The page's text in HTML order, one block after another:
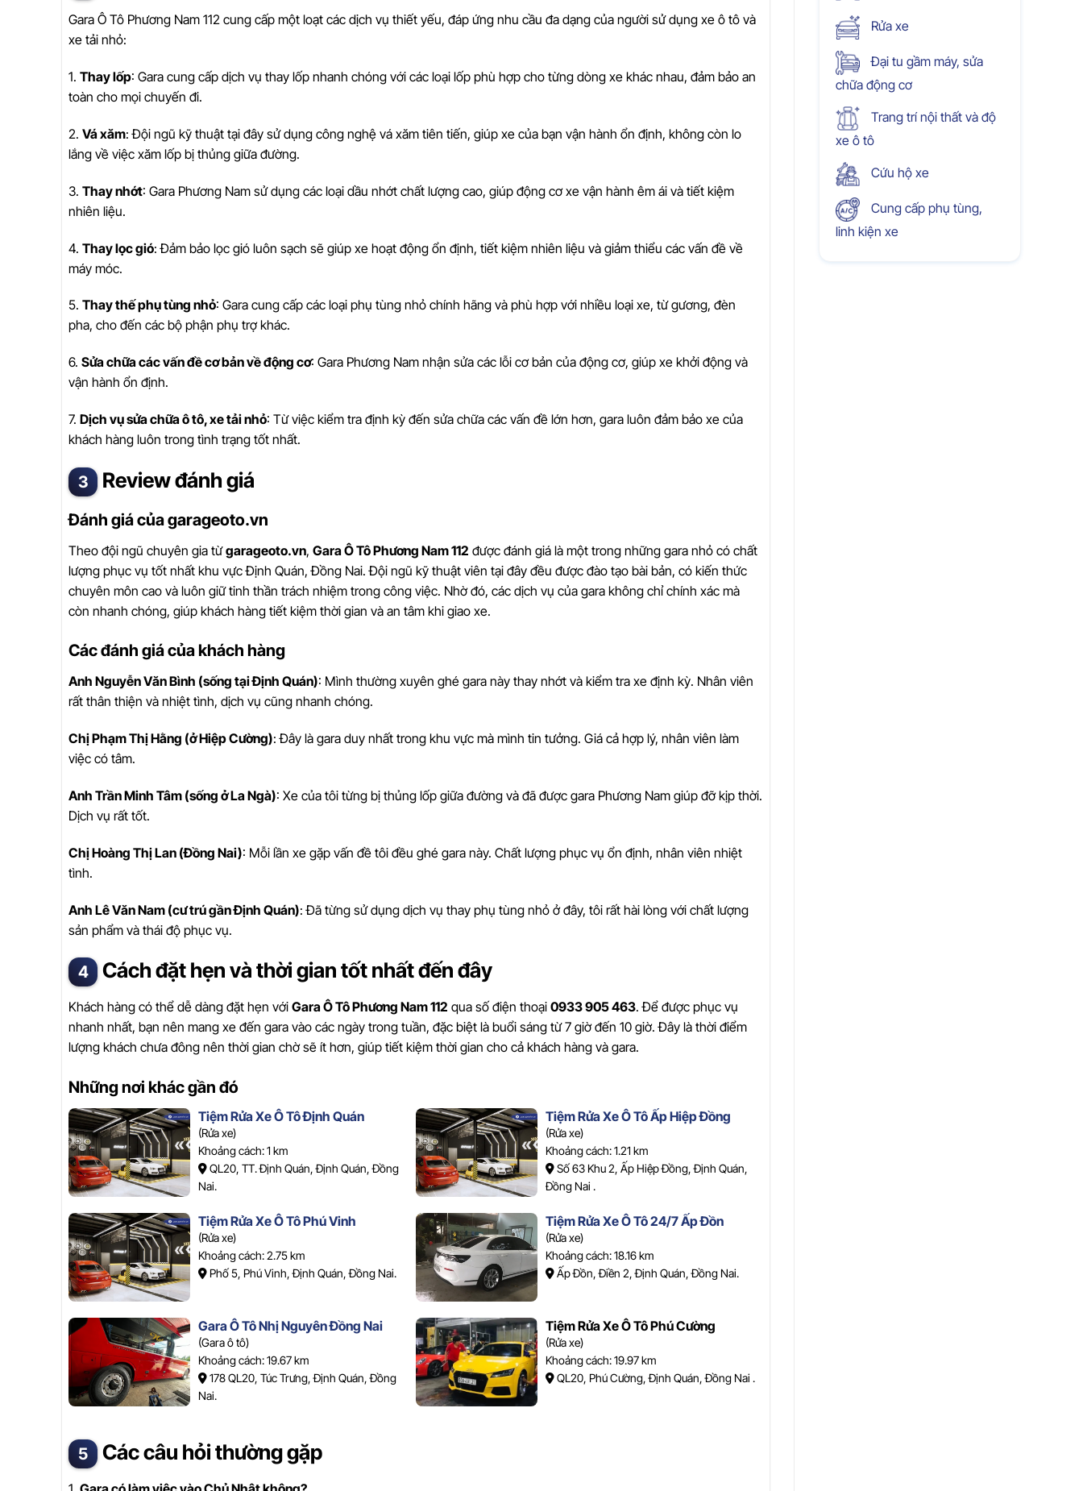
Gara Ô Tô Phương Nam 112 cung cấp một loạt các dịch vụ thiết yếu, đáp ứng nhu cầu đa dạng của người sử dụng xe ô tô và
xe tải nhỏ:
1. Thay lốp: Gara cung cấp dịch vụ thay lốp nhanh chóng với các loại lốp phù hợp cho từng dòng xe khác nhau, đảm bảo an
toàn cho mọi chuyến đi.
2. Vá xăm: Đội ngũ kỹ thuật tại đây sử dụng công nghệ vá xăm tiên tiến, giúp xe của bạn vận hành ổn định, không còn lo
lắng về việc xăm lốp bị thủng giữa đường.
3. Thay nhớt: Gara Phương Nam sử dụng các loại dầu nhớt chất lượng cao, giúp động cơ xe vận hành êm ái và tiết kiệm
nhiên liệu.
4. Thay lọc gió: Đảm bảo lọc gió luôn sạch sẽ giúp xe hoạt động ổn định, tiết kiệm nhiên liệu và giảm thiểu các vấn đề về
máy móc.
5. Thay thế phụ tùng nhỏ: Gara cung cấp các loại phụ tùng nhỏ chính hãng và phù hợp với nhiều loại xe, từ gương, đèn
pha, cho đến các bộ phận phụ trợ khác.
6. Sửa chữa các vấn đề cơ bản về động cơ: Gara Phương Nam nhận sửa các lỗi cơ bản của động cơ, giúp xe khởi động và
vận hành ổn định.
7. Dịch vụ sửa chữa ô tô, xe tải nhỏ: Từ việc kiểm tra định kỳ đến sửa chữa các vấn đề lớn hơn, gara luôn đảm bảo xe của
khách hàng luôn trong tình trạng tốt nhất.
Review đánh giá
Đánh giá của garageoto.vn
Theo đội ngũ chuyên gia từgarageoto.vn, Gara Ô Tô Phương Nam 112 được đánh giá là một trong những gara nhỏ có chất
lượng phục vụ tốt nhất khu vực Định Quán, Đồng Nai. Đội ngũ kỹ thuật viên tại đây đều được đào tạo bài bản, có kiến thức
chuyên môn cao và luôn giữ tinh thần trách nhiệm trong công việc. Nhờ đó, các dịch vụ của gara không chỉ chính xác mà
còn nhanh chóng, giúp khách hàng tiết kiệm thời gian và an tâm khi giao xe.
Các đánh giá của khách hàng
Anh Nguyễn Văn Bình (sống tại Định Quán): Mình thường xuyên ghé gara này thay nhớt và kiểm tra xe định kỳ. Nhân viên
rất thân thiện và nhiệt tình, dịch vụ cũng nhanh chóng.
Chị Phạm Thị Hằng (ở Hiệp Cường): Đây là gara duy nhất trong khu vực mà mình tin tưởng. Giá cả hợp lý, nhân viên làm
việc có tâm.
Anh Trần Minh Tâm (sống ở La Ngà): Xe của tôi từng bị thủng lốp giữa đường và đã được gara Phương Nam giúp đỡ kịp thời.
Dịch vụ rất tốt.
Chị Hoàng Thị Lan (Đồng Nai): Mỗi lần xe gặp vấn đề tôi đều ghé gara này. Chất lượng phục vụ ổn định, nhân viên nhiệt
tình.
Anh Lê Văn Nam (cư trú gần Định Quán): Đã từng sử dụng dịch vụ thay phụ tùng nhỏ ở đây, tôi rất hài lòng với chất lượng
sản phẩm và thái độ phục vụ.
Cách đặt hẹn và thời gian tốt nhất đến đây
Khách hàng có thể dễ dàng đặt hẹn với Gara Ô Tô Phương Nam 112 qua số điện thoại 0933 905 463. Để được phục vụ
nhanh nhất, bạn nên mang xe đến gara vào các ngày trong tuần, đặc biệt là buổi sáng từ 7 giờ đến 10 giờ. Đây là thời điểm
lượng khách chưa đông nên thời gian chờ sẽ ít hơn, giúp tiết kiệm thời gian cho cả khách hàng và gara.
Những nơi khác gần đó
Tiệm Rửa Xe Ô Tô Định Quán
(Rửa xe)
Khoảng cách: 1 km
QL20, TT. Định Quán, Định Quán, Đồng
Nai.
Tiệm Rửa Xe Ô Tô Ấp Hiệp Đồng
(Rửa xe)
Khoảng cách: 1.21 km
Số 63 Khu 2, Ấp Hiệp Đồng, Định Quán,
Đồng Nai .
Tiệm Rửa Xe Ô Tô Phú Vinh
(Rửa xe)
Khoảng cách: 2.75 km
Phố 5, Phú Vinh, Định Quán, Đồng Nai.
Tiệm Rửa Xe Ô Tô 24/7 Ấp Đồn
(Rửa xe)
Khoảng cách: 18.16 km
Ấp Đồn, Điền 2, Định Quán, Đồng Nai.
Gara Ô Tô Nhị Nguyên Đồng Nai
(Gara ô tô)
Khoảng cách: 19.67 km
178 QL20, Túc Trưng, Định Quán, Đồng
Nai.
Tiệm Rửa Xe Ô Tô Phú Cường
(Rửa xe)
Khoảng cách: 19.97 km
QL20, Phú Cường, Định Quán, Đồng Nai .
Các câu hỏi thường gặp
Rửa xe
Đại tu gầm máy, sửa
chữa động cơ
Trang trí nội thất và độ
xe ô tô
Cứu hộ xe
Cung cấp phụ tùng,
linh kiện xe